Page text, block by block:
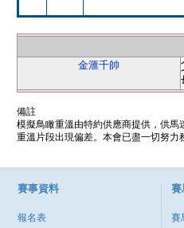
金滙千帥
備註
模擬鳥瞰重溫由特約供應商提供，供
重溫片段出現偏差。本會已盡一切努
賽事資料
報名表
賽
賽